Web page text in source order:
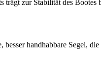
trägt zur Stabilität des
handhabbare Segel,